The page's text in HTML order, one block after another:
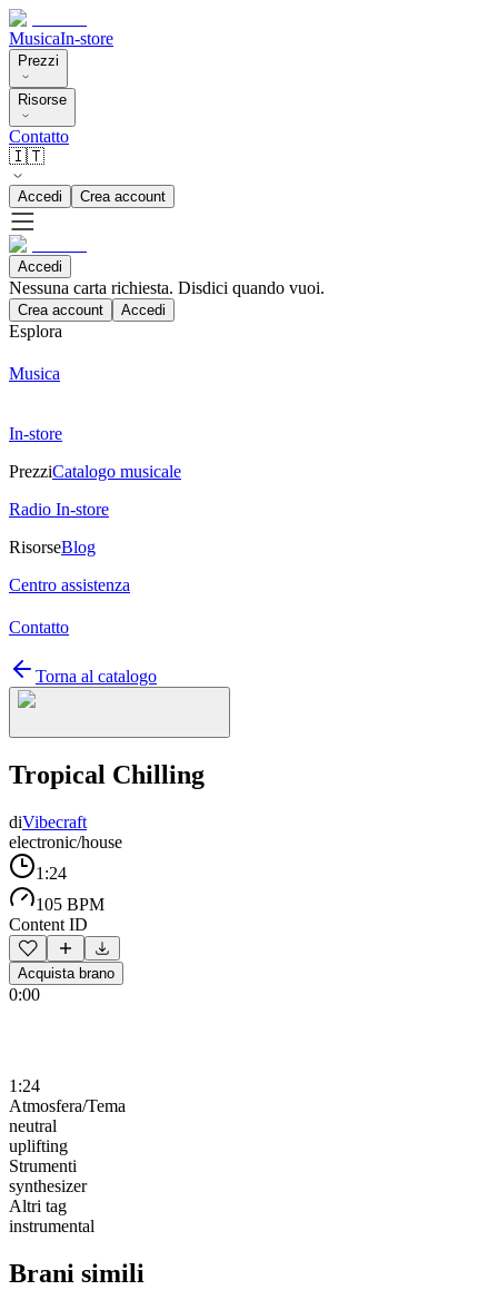
MusicaIn-store
Prezzi
Risorse
Contatto
🇮🇹
Accedi Crea account
Accedi
Nessuna carta richiesta. Disdici quando vuoi.
Crea account Accedi
Esplora
Musica
In-store
PrezziCatalogo musicale
Radio In-store
RisorseBlog
Centro assistenza
Contatto
Torna al catalogo
Tropical Chilling
diVibecraft
electronic/house
1:24
105 BPM
Content ID
Acquista brano
0:00
1:24
Atmosfera/Tema
neutral
uplifting
Strumenti
synthesizer
Altri tag
instrumental
Brani simili